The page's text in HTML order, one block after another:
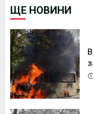
ЩЕ НОВИНИ